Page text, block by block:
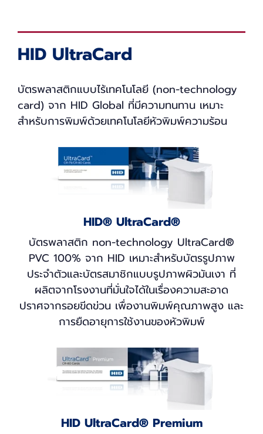
HID UltraCard
บัตรพลาสติกแบบไร้เทคโนโลยี (non-technology
card) จาก HID Global ที่มีความทนทาน เหมาะ
สำหรับการพิมพ์ด้วยเทคโนโลยีหัวพิมพ์ความร้อน
HID® UltraCard®
บัตรพลาสติก non-technology UltraCard®
PVC 100% จาก HID เหมาะสำหรับบัตรรูปภาพ
ประจำตัวและบัตรสมาชิกแบบรูปภาพผิวมันเงา ที่
ผลิตจากโรงงานที่มั่นใจได้ในเรื่องความสะอาด
ปราศจากรอยขีดข่วน เพื่องานพิมพ์คุณภาพสูง และ
การยืดอายุการใช้งานของหัวพิมพ์
HID UltraCard® Premium